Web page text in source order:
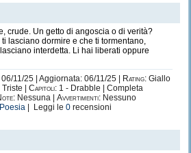
crude. Un getto di angoscia o di verità?
lasciano dormire e che ti tormentano,
interdetta. Li hai liberati oppure
06/11/25 | Aggiornata: 06/11/25 | Rating: Giallo
| Capitoli: 1 - Drabble | Completa
Nessuna | Avvertimenti: Nessuno
Poesia | Leggi le 0 recensioni